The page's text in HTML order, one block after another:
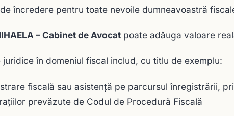
încredere pentru toate nevoile dumneavoastră
– Cabinet de Avocat poate adăuga valoare
juridice în domeniul fiscal includ, cu titlu de exemplu:
fiscală sau asistență pe parcursul înregistrării,
prevăzute de Codul de Procedură Fiscală